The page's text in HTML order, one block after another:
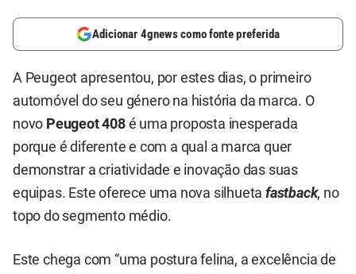
Adicionar 4gnews como fonte preferida
A Peugeot apresentou, por estes dias, o primeiro
automóvel do seu género na história da marca. O
novo Peugeot 408é uma proposta inesperada
porque é diferente e com a qual a marca quer
demonstrar a criatividade e inovação das suas
equipas. Este oferece uma nova silhueta fastback, no
topo do segmento médio.
Este chega com “uma postura felina, a excelência de